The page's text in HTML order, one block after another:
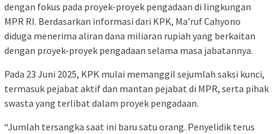
dengan fokus pada proyek-proyek pengadaan di lingkungan
MPR RI. Berdasarkan informasi dari KPK, Ma’ruf Cahyono
diduga menerima aliran dana miliaran rupiah yang berkaitan
dengan proyek-proyek pengadaan selama masa jabatannya.
Pada 23 Juni 2025, KPK mulai memanggil sejumlah saksi kunci,
termasuk pejabat aktif dan mantan pejabat di MPR, serta pihak
swasta yang terlibat dalam proyek pengadaan.
“Jumlah tersangka saat ini baru satu orang. Penyelidik terus